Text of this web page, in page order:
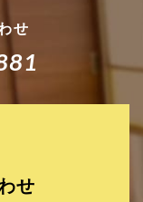
せ
せ